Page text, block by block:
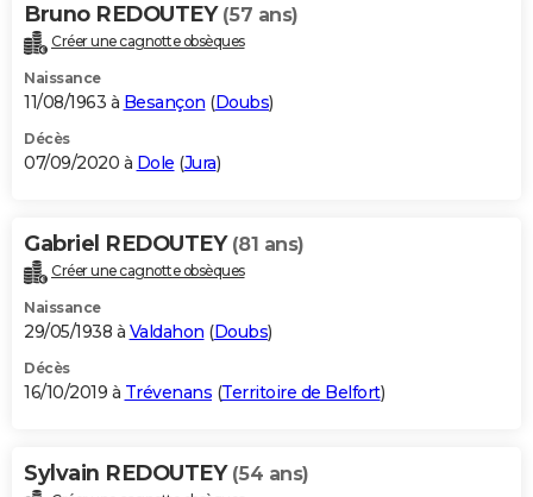
Bruno REDOUTEY (57 ans)
Créer une cagnotte obsèques
Naissance
11/08/1963 à Besançon (Doubs)
Décès
07/09/2020 à Dole (Jura)
Gabriel REDOUTEY (81 ans)
Créer une cagnotte obsèques
Naissance
29/05/1938 à Valdahon (Doubs)
Décès
16/10/2019 à Trévenans (Territoire de Belfort)
Sylvain REDOUTEY (54 ans)